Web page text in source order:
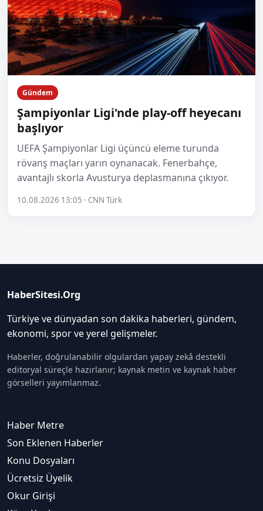
Gündem
Şampiyonlar Ligi'nde play-off heyecanı
başlıyor
UEFA Şampiyonlar Ligi üçüncü eleme turunda
rövanş maçları yarın oynanacak. Fenerbahçe,
avantajlı skorla Avusturya deplasmanına çıkıyor.
10.08.2026 13:05 · CNN Türk
HaberSitesi.Org
Türkiye ve dünyadan son dakika haberleri, gündem,
ekonomi, spor ve yerel gelişmeler.
Haberler, doğrulanabilir olgulardan yapay zekâ destekli
editoryal süreçle hazırlanır; kaynak metin ve kaynak haber
görselleri yayımlanmaz.
Haber Metre
Son Eklenen Haberler
Konu Dosyaları
Ücretsiz Üyelik
Okur Girişi